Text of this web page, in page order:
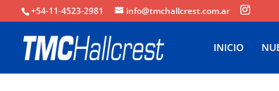
+54-11-4523-2981 info@tmchallcrest.com.ar
INICIO